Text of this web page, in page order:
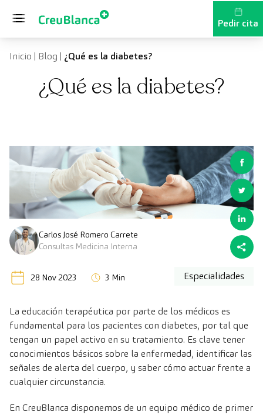
Pedir cita
Inicio | Blog | ¿Qué es la diabetes?
¿Qué es la diabetes?
Carlos José Romero Carrete
Consultas Medicina Interna
28 Nov 2023 3 Min Especialidades
La educación terapéutica por parte de los médicos es
fundamental para los pacientes con diabetes, por tal que
tengan un papel activo en su tratamiento. Es clave tener
conocimientos básicos sobre la enfermedad, identificar las
señales de alerta del cuerpo, y saber cómo actuar frente a
cualquier circunstancia.
En CreuBlanca disponemos de un equipo médico de primer